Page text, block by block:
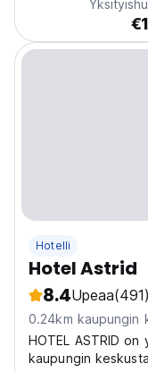
Hotelli
Hotel Astrid
8.4Upeaa(491)
0.24km kaupungin
HOTEL ASTRID
kaupungin